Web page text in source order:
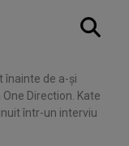
înainte de a-și
Direction. Kate
într-un interviu